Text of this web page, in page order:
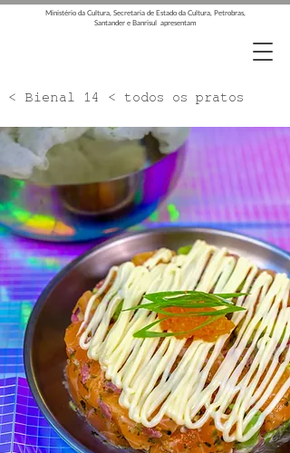
Ministério da Cultura, Secretaria de Estado da Cultura, Petrobras,
Santander e Banrisul apresentam
< Bienal 14 < todos os pratos